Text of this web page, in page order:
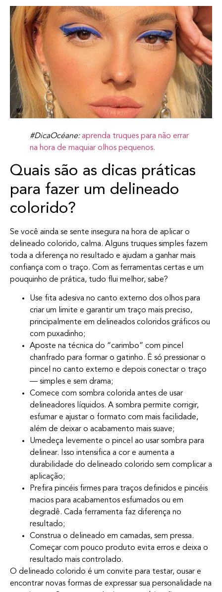
#DicaOcéane:aprenda truques para não errar
na hora de maquiar olhos pequenos.
Quais são as dicas práticas
para fazer um delineado
colorido?
Se você ainda se sente insegura na hora de aplicar o
delineado colorido, calma. Alguns truques simples fazem
toda a diferença no resultado e ajudam a ganhar mais
confiança com o traço. Com as ferramentas certas e um
pouquinho de prática, tudo flui melhor, sabe?
Use fita adesiva no canto externo dos olhos para
criar um limite e garantir um traço mais preciso,
principalmente em delineados coloridos gráficos ou
com puxadinho;
Aposte na técnica do “carimbo” com pincel
chanfrado para formar o gatinho. É só pressionar o
pincel no canto externo e depois conectar o traço
— simples e sem drama;
Comece com sombra colorida antes de usar
delineadores líquidos. A sombra permite corrigir,
esfumar e ajustar o formato com mais facilidade,
além de deixar o acabamento mais suave;
Umedeça levemente o pincel ao usar sombra para
delinear. Isso intensifica a cor e aumenta a
durabilidade do delineado colorido sem complicar a
aplicação;
Prefira pincéis firmes para traços definidos e pincéis
macios para acabamentos esfumados ou em
degradê. Cada ferramenta faz diferença no
resultado;
Construa o delineado em camadas, sem pressa.
Começar com pouco produto evita erros e deixa o
resultado mais controlado.
O delineado colorido é um convite para testar, ousar e
encontrar novas formas de expressar sua personalidade na